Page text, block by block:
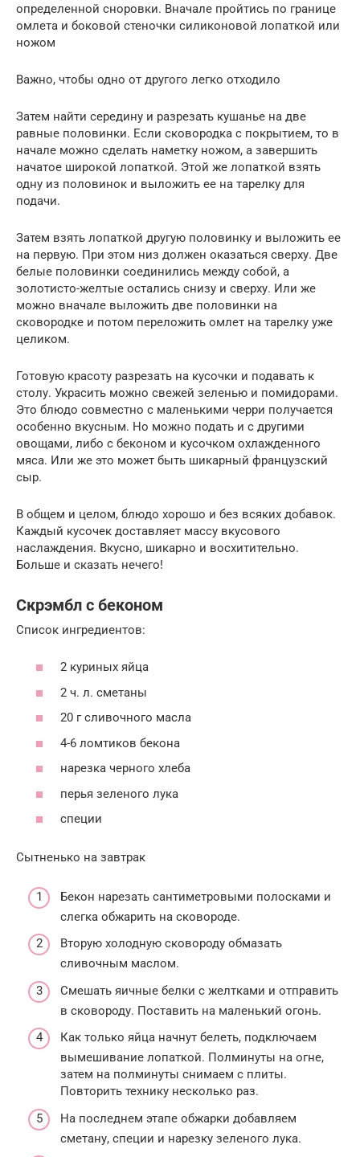
определенной сноровки. Вначале пройтись по границе
омлета и боковой стеночки силиконовой лопаткой или
ножом
Важно, чтобы одно от другого легко отходило
Затем найти середину и разрезать кушанье на две
равные половинки. Если сковородка с покрытием, то в
начале можно сделать наметку ножом, а завершить
начатое широкой лопаткой. Этой же лопаткой взять
одну из половинок и выложить ее на тарелку для
подачи.
Затем взять лопаткой другую половинку и выложить ее
на первую. При этом низ должен оказаться сверху. Две
белые половинки соединились между собой, а
золотисто-желтые остались снизу и сверху. Или же
можно вначале выложить две половинки на
сковородке и потом переложить омлет на тарелку уже
целиком.
Готовую красоту разрезать на кусочки и подавать к
столу. Украсить можно свежей зеленью и помидорами.
Это блюдо совместно с маленькими черри получается
особенно вкусным. Но можно подать и с другими
овощами, либо с беконом и кусочком охлажденного
мяса. Или же это может быть шикарный французский
сыр.
В общем и целом, блюдо хорошо и без всяких добавок.
Каждый кусочек доставляет массу вкусового
наслаждения. Вкусно, шикарно и восхитительно.
Больше и сказать нечего!
Скрэмбл с беконом
Список ингредиентов:
2 куриных яйца
2 ч. л. сметаны
20 г сливочного масла
4-6 ломтиков бекона
нарезка черного хлеба
перья зеленого лука
специи
Сытненько на завтрак
Бекон нарезать сантиметровыми полосками и
слегка обжарить на сковороде.
Вторую холодную сковороду обмазать
сливочным маслом.
Смешать яичные белки с желтками и отправить
в сковороду. Поставить на маленький огонь.
Как только яйца начнут белеть, подключаем
вымешивание лопаткой. Полминуты на огне,
затем на полминуты снимаем с плиты.
Повторить технику несколько раз.
На последнем этапе обжарки добавляем
сметану, специи и нарезку зеленого лука.